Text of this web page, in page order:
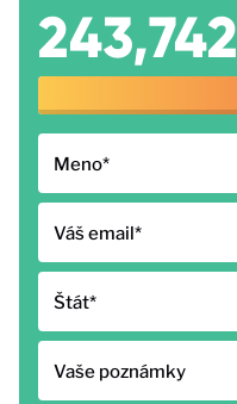
243,742
Meno*
Váš email*
Štát*
Vaše poznámky